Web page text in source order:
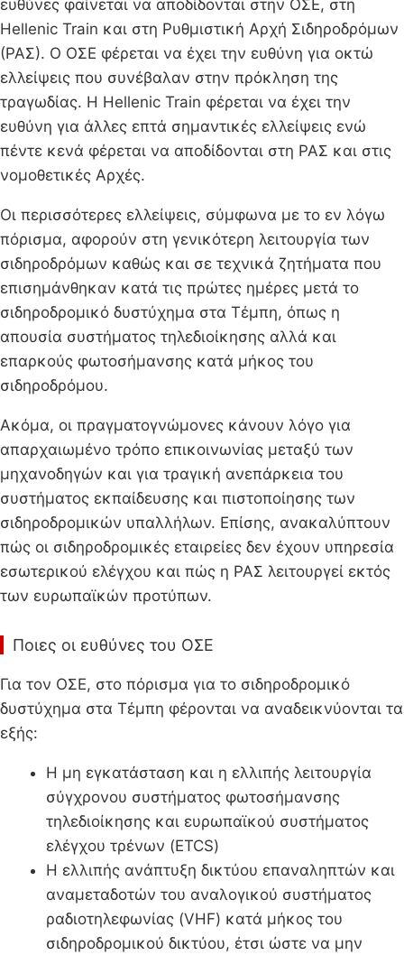
ευθύνες φαίνεται να αποδίδονται στην ΟΣΕ, στη
Hellenic Train και στη Ρυθμιστική Αρχή Σιδηροδρόμων
(ΡΑΣ). Ο ΟΣΕ φέρεται να έχει την ευθύνη για οκτώ
ελλείψεις που συνέβαλαν στην πρόκληση της
τραγωδίας. Η Hellenic Train φέρεται να έχει την
ευθύνη για άλλες επτά σημαντικές ελλείψεις ενώ
πέντε κενά φέρεται να αποδίδονται στη ΡΑΣ και στις
νομοθετικές Αρχές.
Οι περισσότερες ελλείψεις, σύμφωνα με το εν λόγω
πόρισμα, αφορούν στη γενικότερη λειτουργία των
σιδηροδρόμων καθώς και σε τεχνικά ζητήματα που
επισημάνθηκαν κατά τις πρώτες ημέρες μετά το
σιδηροδρομικό δυστύχημα στα Τέμπη, όπως η
απουσία συστήματος τηλεδιοίκησης αλλά και
επαρκούς φωτοσήμανσης κατά μήκος του
σιδηροδρόμου.
Ακόμα, οι πραγματογνώμονες κάνουν λόγο για
απαρχαιωμένο τρόπο επικοινωνίας μεταξύ των
μηχανοδηγών και για τραγική ανεπάρκεια του
συστήματος εκπαίδευσης και πιστοποίησης των
σιδηροδρομικών υπαλλήλων. Επίσης, ανακαλύπτουν
πώς οι σιδηροδρομικές εταιρείες δεν έχουν υπηρεσία
εσωτερικού ελέγχου και πώς η ΡΑΣ λειτουργεί εκτός
των ευρωπαϊκών προτύπων.
Ποιες οι ευθύνες του ΟΣΕ
Για τον ΟΣΕ, στο πόρισμα για το σιδηροδρομικό
δυστύχημα στα Τέμπη φέρονται να αναδεικνύονται τα
εξής:
Η μη εγκατάσταση και η ελλιπής λειτουργία
σύγχρονου συστήματος φωτοσήμανσης
τηλεδιοίκησης και ευρωπαϊκού συστήματος
ελέγχου τρένων (ETCS)
Η ελλιπής ανάπτυξη δικτύου επαναληπτών και
αναμεταδοτών του αναλογικού συστήματος
ραδιοτηλεφωνίας (VHF) κατά μήκος του
σιδηροδρομικού δικτύου, έτσι ώστε να μην